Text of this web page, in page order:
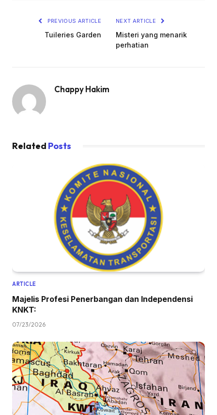
PREVIOUS ARTICLE
Tuileries Garden
NEXT ARTICLE
Misteri yang menarik
perhatian
Chappy Hakim
Related Posts
ARTICLE
Majelis Profesi Penerbangan dan Independensi
KNKT:
07/23/2026